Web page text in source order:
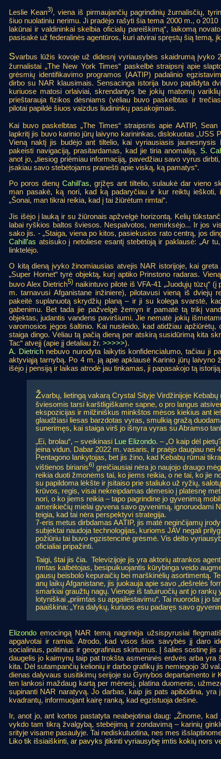
Leslie Kean3), viena iš pirmaujančių pagrindinių žurnalisčių,
šiuo nuolatiniu nerimu. Ji pradėjo rašyti šia tema 2000 m., o
lakūnai ir valdininkai skelbia oficialų pareiškimą“, laikomą
pasisakė už federalinės agentūros, kuri atvirai spręstų šią temą,
Svarbus lūžis kovoje už didesnį vyriausybės skaidrumą įvyko
žurnalistai „The New York Times“ paskelbė straipsnį apie
grėsmių identifikavimo programos (AATIP) padalinio
dirbo su NAR klausimais. Sensacinga istorija buvo papildyta
kuriuose matosi orlaiviai, skrendantys be jokių matomų
prieštarauja fizikos dėsniams (vėliau buvo paskelbtas ir
pilotai papildė šiuos vaizdus liudininkų pasakojimais.
Kai buvo paskelbtas „The Times“ straipsnis apie AATIP, Sean
lapkritį jis buvo karinio jūrų laivyno karininkas, dislokuotas „USS
Vieną naktį jis budėjo ant tiltelio, kai vyriausiasis jaunesnysis
pakeisti navigaciją, prasitardamas, kad jie tiria anomaliją. S.
anot jo, „tiesiog priėmiau informaciją, pavedžiau savo vyrus
įsakiau savo stebėtojams pranešti apie viską, ką pamatys“.
Po poros dienų Cahill’as, grįžęs ant tiltelio, sulaukė dar vieno
man pasakė, ką nori, kad ką padaryčiau ir kur reiktų ieškoti,
„Šonai, man tikrai reikia, kad į tai žiūrėtum rimtai“.
Jis išėjo į lauką ir su žiūronais apžvelgė horizontą. Kelių
labai ryškios baltos šviesos. Nespalvotos, nemirksėjo... Ir jos
sako jis. - „Staiga, viena po kitos, pasiekusios rato centrą, jos
Cahill’as atsisuko į netoliese esantį stebėtoją ir paklausė: „Ar
linktelėjo.
O kitą dieną įvyko žinomiausias atvejis NAR istorijoje, kai greta
„Super Hornet“ tyrė objektą, kurį aptiko Prinstono radaras.
buvo Alex Dietrich5) naikintuvo pilotė iš VFA-41 „Juodųjų tūzų“
m. tarnavusi Afganistane inžiniere), pilotavusi vieną iš dviejų
pakeitė suplanuotą skrydžių planą – ir ji su kolega svarstė,
gabenimu. Bet tada jie pažvelgė žemyn ir pamatė tą trikį
objektas, judantis vandens paviršiumi. Jie nematė jokių
varomosios jėgos šaltinio. Kai nusileido, kad atidžiau
staiga dingo. Vėliau tą pačią dieną per atskirą susidūrimą kita
Tac“ atvejį (apie jį detaliau žr. >>>>>).
A. Dietrichnebuvo nurodyta laikytis konfidencialumo, tačiau ji
aktyviąją tarnybą. Po 4 m. ją apie apklausė Karinio jūrų laivyno
išėjo į pensiją ir laikas atrodė jau tinkamas, ji papasakojo tą
Žvarbų, lietingą vakarą Crystal Sityje Virdžinijoje
šviesomis tarsi karštligiškame sapne, o pro langus
ekspozicijas ir milžiniškus minkštos mėsos kiekius ant
glaudžiasi liesas barzdotas vyras, smulkią gražą
sunerimęs, kai staiga virš jo išnyra vyras su Abramso
„Ei, brolau“, – sveikinasi Lue Elizondo. – „O kaip dėl
įeina vidun. Dabar 2022 m. vasaris, ir praėjo daugiau nei
Pentagono lankytojas, bet jis žino, kad Kebabų rūmai
vištienos birianis6) greičiausiai nėra jo naujojo draugo
reikia duoti žmonėms tai, ko jiems reikia, o ne tai, ko jie
su papildoma lėkšte ir įsitaiso prie staliuko už ryžių,
krūvos, regis, visai nekreipdamas dėmesio į platesnę
nori, o ko jiems reikia – tapo pagrindine jo gyvenimą
amerikiečių mielai gyvena savo gyvenimą, ignoruodami
teigia, kad tai nėra perspektyvi strategija.
7-eris metus dirbdamas AATIP, jis matė neginčijamų
subjektai naudoja technologijas, kurioms JAV negali
požiūriu tai buvo egzistencinė grėsmė. Vis dėlto
oficialiai pripažinti.
Taigi, štai jis čia. Televizijoje jis yra aktorių atrankos
rimtas kalbėtojas, besipuikuojantis kūrybinga veido
gausų beisbolo kepuraičių bei marškinėlių asortimentą.
anų laikų Afganistane, jis juokauja apie savo „dešrelės
smarkiai graužtų nagų. Vienoje iš tatuiruočių ant jo rankų
lotyniškai „priimtas su apgailestavimu“. Tai nuoroda į jo
paaiškina: „Yra dalykų, kuriuos esu padaręs savo
Elizondo emocingą NAR temą nagrinėja užsispyrusiai
apgalvotai ir ramiai. Atrodo, kad visos šios savybės jį daro
socialinius, politinius ir geografinius skirtumus. Į šalies sostinę
daugelis jo kaimynų taip pat trokšta asmeninės erdvės arba yra
kita. Dėl sutampančių kelionių ir darbo grafikų jis nemiegojo 30
dienas dalyvaus susitikimų serijoje su Gynybos departamento ir
ten lankosi maždaug kartą per mėnesį, platina duomenis,
supinanti NAR naratyvą. Jo darbas, kaip jis pats apibūdina, yra
kvadrantų, informuojant kairę ranką, kad egzistuoja dešinė.
Ir, anot jo, ant kortos pastatyta neabejotinai daug: „Žinome,
vykdo tam tikrą žvalgybą, stebėjimą ir zondavimą – karinių
srityje visame pasaulyje. Tai nediskutuotina, nes mes
Liko tik išsiaiškinti, ar pavyks įtikinti vyriausybę imtis kokių nors